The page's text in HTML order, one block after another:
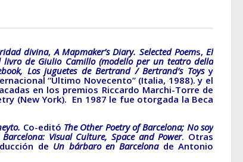
divina,A Mapmaker’s Diary. Selected Poems,El
de Giulio Camillo (modello per un teatro della
Los juguetes de Bertrand / Bertrand’s Toysy
“Ultimo Novecento” (Italia, 1988). y el
en los premios Riccardo Marchi-Torre de
(New York). En 1987 le fue otorgada la Beca
Co-editó The Other Poetry of Barcelona; No soy
Barcelona: Visual Culture, Space and Power. Otras
de Un bárbaro en Barcelona de Antonio